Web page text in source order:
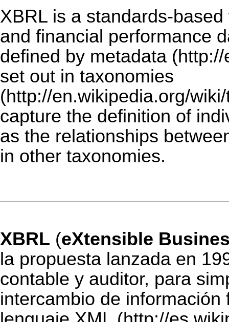
XBRL is a standards-
and financial performance
defined by metadata
set out in taxonomies
capture the definition of
as the relationships
in other taxonomies.
XBRL (eXtensible
la propuesta lanzada en
contable y auditor, para
intercambio de